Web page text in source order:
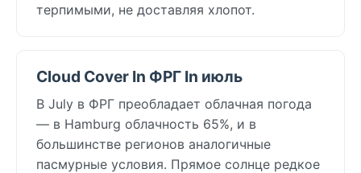
терпимыми, не доставляя хлопот.
Cloud Cover In ФРГ In июль
В July в ФРГ преобладает облачная погода
— в Hamburg облачность 65%, и в
большинстве регионов аналогичные
пасмурные условия. Прямое солнце редкое